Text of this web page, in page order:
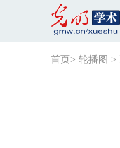
首页 > 轮播图 >